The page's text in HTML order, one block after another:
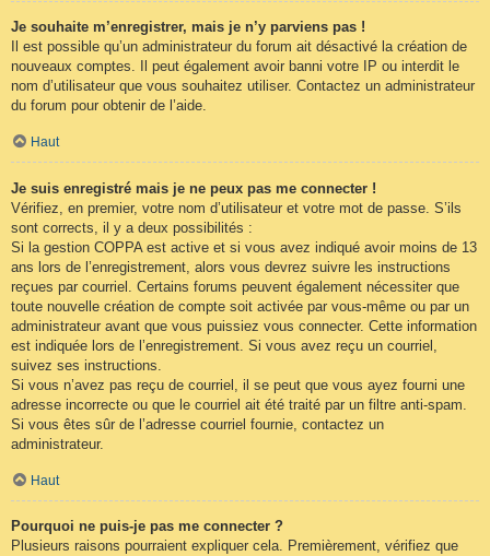
Je souhaite m’enregistrer, mais je n’y parviens pas !
Il est possible qu’un administrateur du forum ait désactivé la création de
nouveaux comptes. Il peut également avoir banni votre IP ou interdit le
nom d’utilisateur que vous souhaitez utiliser. Contactez un administrateur
du forum pour obtenir de l’aide.
Haut
Je suis enregistré mais je ne peux pas me connecter !
Vérifiez, en premier, votre nom d’utilisateur et votre mot de passe. S’ils
sont corrects, il y a deux possibilités :
Si la gestion COPPA est active et si vous avez indiqué avoir moins de 13
ans lors de l’enregistrement, alors vous devrez suivre les instructions
reçues par courriel. Certains forums peuvent également nécessiter que
toute nouvelle création de compte soit activée par vous-même ou par un
administrateur avant que vous puissiez vous connecter. Cette information
est indiquée lors de l’enregistrement. Si vous avez reçu un courriel,
suivez ses instructions.
Si vous n’avez pas reçu de courriel, il se peut que vous ayez fourni une
adresse incorrecte ou que le courriel ait été traité par un filtre anti-spam.
Si vous êtes sûr de l’adresse courriel fournie, contactez un
administrateur.
Haut
Pourquoi ne puis-je pas me connecter ?
Plusieurs raisons pourraient expliquer cela. Premièrement, vérifiez que